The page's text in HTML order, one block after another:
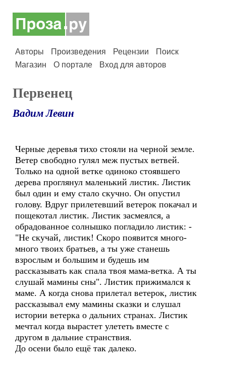
Авторы Произведения Рецензии
Поиск
Магазин
О портале Вход для авторов
Первенец
Вадим Левин
Черные деревья тихо стояли на черной земле.
Ветер свободно гулял меж пустых ветвей.
Только на одной ветке одиноко стоявшего
дерева проглянул маленький листик. Листик
был один и ему стало скучно. Он опустил
голову. Вдруг прилетевший ветерок покачал и
пощекотал листик. Листик засмеялся, а
обрадованное солнышко погладило листик: -
"Не скучай, листик! Скоро появится много-
много твоих братьев, а ты уже станешь
взрослым и большим и будешь им
рассказывать как спала твоя мама-ветка. А ты
слушай мамины сны". Листик прижимался к
маме. А когда снова прилетал ветерок, листик
рассказывал ему мамины сказки и слушал
истории ветерка о дальних странах. Листик
мечтал когда вырастет улететь вместе с
другом в дальние странствия.
До осени было ещё так далеко.